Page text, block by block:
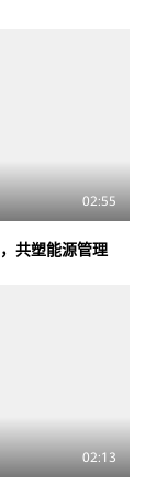
02:55
共塑能源管理
02:13